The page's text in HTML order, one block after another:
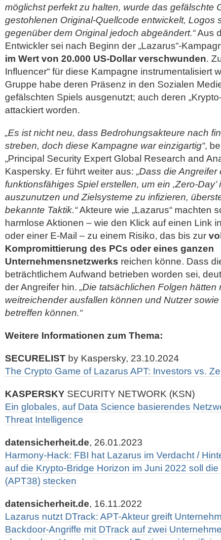
möglichst perfekt zu halten, wurde das gefälschte
gestohlenen Original-Quellcode entwickelt, Logos
gegenüber dem Original jedoch abgeändert.“Aus
Entwickler sei nach Beginn der „Lazarus“-
im Wert von 20.000 US-Dollar verschwunden.
Influencer“ für diese Kampagne instrumentalisiert
Gruppe habe deren Präsenz in den Sozialen
gefälschten Spiels ausgenutzt; auch deren
attackiert worden.
„Es ist nicht neu, dass Bedrohungsakteure nach
streben, doch diese Kampagne war einzigartig“,
„Principal Security Expert Global Research and
Kaspersky. Er führt weiter aus: „Dass die Angreifer
funktionsfähiges Spiel erstellen, um ein ,Zero-Day’
auszunutzen und Zielsysteme zu infizieren,
bekannte Taktik.“Akteure wie „Lazarus“ machten
harmlose Aktionen – wie den Klick auf einen Link
oder einer E-Mail – zu einem Risiko, das bis zur
Kompromittierung des PCs oder eines ganzen
Unternehmensnetzwerks reichen könne. Dass
beträchtlichem Aufwand betrieben worden sei,
der Angreifer hin. „Die tatsächlichen Folgen hätten
weitreichender ausfallen können und Nutzer
betreffen können.“
Weitere Informationen zum Thema:
SECURELIST by Kaspersky, 23.10.2024
The Crypto Game of Lazarus APT: Investors vs.
KASPERSKY SECURITY NETWORK (KSN)
Ein globales, auf Data Science basierendes
Threat Intelligence
datensicherheit.de, 26.01.2023
Harmony-Hack: FBI hat Lazarus im Verdacht /
auf die Krypto-Bridge Horizon im Juni 2022 soll
(APT38) stecken
datensicherheit.de, 16.11.2022
Lazarus nutzt DTrack: APT-Akteur greift
Backdoor-Angriffe mit DTrack auf zwei